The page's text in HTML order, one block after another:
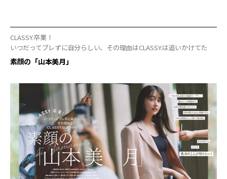
CLASSY.卒業！
いつだってブレずに自分らしい、その理由はCLASSY.は追いかけてた
素顔の「山本美月」